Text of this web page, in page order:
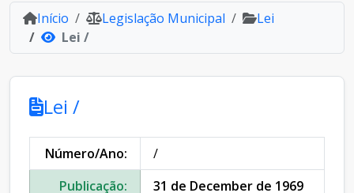
Início Legislação Municipal
Lei
Lei /
Lei /
Número/Ano:
/
Publicação:
31 de December de 1969